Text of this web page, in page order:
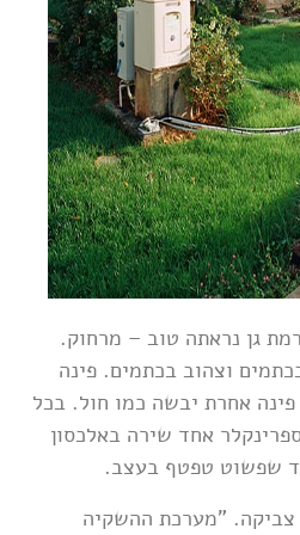
גן נראתה טוב – מרחוק.
וצהוב בכתמים. פינה
אחרת יבשה כמו חול. בכל
אחד שירה באלכסון
שפשוט טפטף בעצב.
אומר צביקה. "מערכת ההשקיה